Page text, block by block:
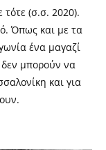
τότε (σ.σ. 2020).
Όπως και με τα
ένα μαγαζί
μπορούν να
και για